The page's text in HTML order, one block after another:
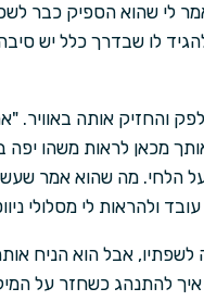
לי שהוא הספיק כבר
לו שבדרך כלל יש
והחזיק אותה באוויר.
מכאן לראות משהו יפה
הלחי. מה שהוא אמר
ולהראות לי מסלולי
אבל הוא הניח
איך להתנהג כשחזר על